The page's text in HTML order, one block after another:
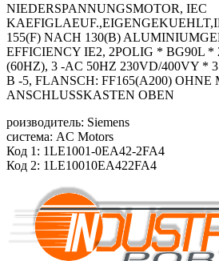
NIEDERSPANNUNGSMOTOR, IEC
155(F) NACH 130(B)
EFFICIENCY IE2, 2POLIG * BG90L *
(60HZ), 3 -AC 50HZ 230VD/400VY *
B -5, FLANSCH: FF165(A200) OHNE
ANSCHLUSSKASTEN OBEN
роизводитель: Siemens
система: AC Motors
Код 1: 1LE1001-0EA42-2FA4
Код 2: 1LE10010EA422FA4